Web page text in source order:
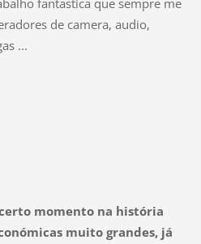
fantastica que sempre me
de camera, audio,
...
momento na história
muito grandes, já